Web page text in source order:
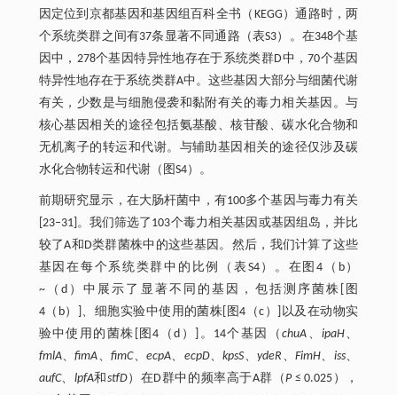
因定位到京都基因和基因组百科全书（KEGG）通路时，两
个系统类群之间有37条显著不同通路（表S3）。在348个基
因中，278个基因特异性地存在于系统类群D中，70个基因
特异性地存在于系统类群A中。这些基因大部分与细菌代谢
有关，少数是与细胞侵袭和黏附有关的毒力相关基因。与
核心基因相关的途径包括氨基酸、核苷酸、碳水化合物和
无机离子的转运和代谢。与辅助基因相关的途径仅涉及碳
水化合物转运和代谢（图S4）。
前期研究显示，在大肠杆菌中，有100多个基因与毒力有关
[23‒31]。我们筛选了103个毒力相关基因或基因组岛，并比
较了A和D类群菌株中的这些基因。然后，我们计算了这些
基因在每个系统类群中的比例（表S4）。在图4（b）
~（d）中展示了显著不同的基因，包括测序菌株[图
4（b）]、细胞实验中使用的菌株[图4（c）]以及在动物实
验中使用的菌株[图4（d）]。14个基因（chuA 、 ipaH、
fmlA、fimA、fimC、 ecpA、 ecpD、kpsS、ydeR 、 FimH、iss、
aufC、 lpfA和 stfD）在D群中的频率高于A群（P ≤ 0.025），